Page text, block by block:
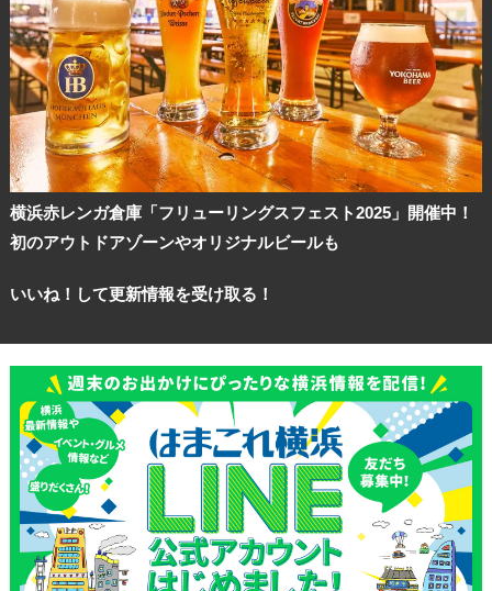
横浜赤レンガ倉庫「フリューリングスフェスト2025」開催中！
初のアウトドアゾーンやオリジナルビールも
いいね！して更新情報を受け取る！
ランキング
ブログ記事
サイトについて